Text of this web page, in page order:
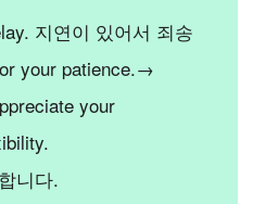
지연이 있어서 죄송
your patience.→
your
니다.